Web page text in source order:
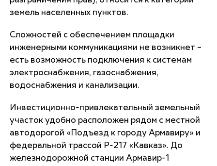
земель населенных пунктов.
Сложностей с обеспечением площадки
инженерными коммуникациями не возникнет –
есть возможность подключения к системам
электроснабжения, газоснабжения,
водоснабжения и канализации.
Инвестиционно-привлекательный земельный
участок удобно расположен рядом с местной
автодорогой «Подъезд к городу Армавиру» и
федеральной трассой Р-217 «Кавказ». До
железнодорожной станции Армавир-1